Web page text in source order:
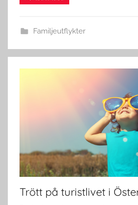
Familjeutflykter
Trött på turistlivet i